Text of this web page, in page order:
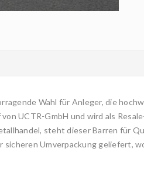
Wahl für Anleger, die
UCTR-GmbH und wird als
steht dieser Barren für
Umverpackung geliefert,